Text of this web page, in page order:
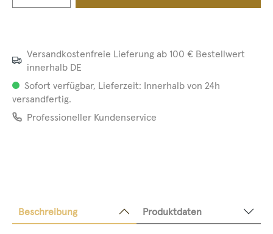
Versandkostenfreie Lieferung ab 100 € Bestellwert
innerhalb DE
Sofort verfügbar, Lieferzeit: Innerhalb von 24h
versandfertig.
Professioneller Kundenservice
Beschreibung Produktdaten